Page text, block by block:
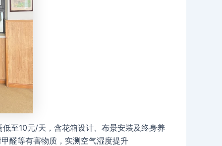
至10元/天，含花箱设计、布景安装及终身养
醛等有害物质，实测空气湿度提升